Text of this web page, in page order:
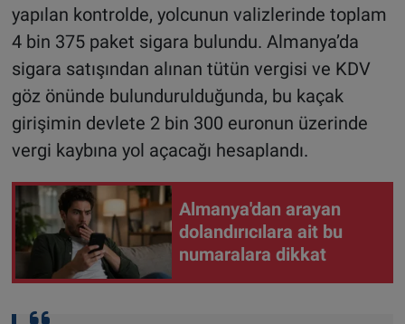
yapılan kontrolde, yolcunun valizlerinde toplam
4 bin 375 paket sigara bulundu. Almanya’da
sigara satışından alınan tütün vergisi ve KDV
göz önünde bulundurulduğunda, bu kaçak
girişimin devlete 2 bin 300 euronun üzerinde
vergi kaybına yol açacağı hesaplandı.
Almanya'dan arayan
dolandırıcılara ait bu
numaralara dikkat